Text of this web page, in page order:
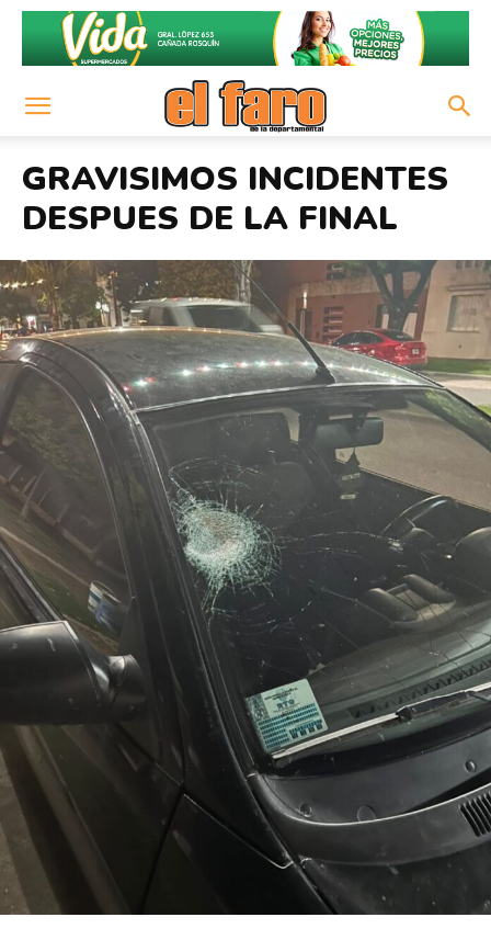
GRAVISIMOS INCIDENTES
DESPUES DE LA FINAL